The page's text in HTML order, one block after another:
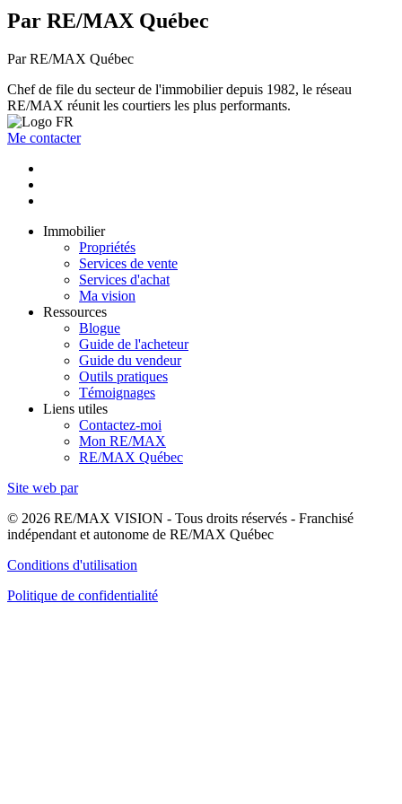
Par RE/MAX Québec
Par RE/MAX Québec
Chef de file du secteur de l'immobilier depuis 1982, le réseau
RE/MAX réunit les courtiers les plus performants.
Me contacter
Immobilier
Propriétés
Services de vente
Services d'achat
Ma vision
Ressources
Blogue
Guide de l'acheteur
Guide du vendeur
Outils pratiques
Témoignages
Liens utiles
Contactez-moi
Mon RE/MAX
RE/MAX Québec
Site web par
© 2026 RE/MAX VISION - Tous droits réservés - Franchisé
indépendant et autonome de RE/MAX Québec
Conditions d'utilisation
Politique de confidentialité